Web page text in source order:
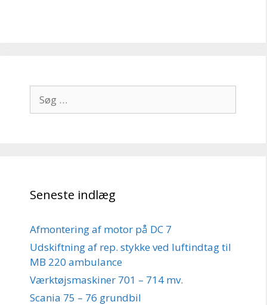
efter:
Seneste indlæg
Afmontering af motor på DC 7
Udskiftning af rep. stykke ved luftindtag til
MB 220 ambulance
Værktøjsmaskiner 701 – 714 mv.
Scania 75 – 76 grundbil